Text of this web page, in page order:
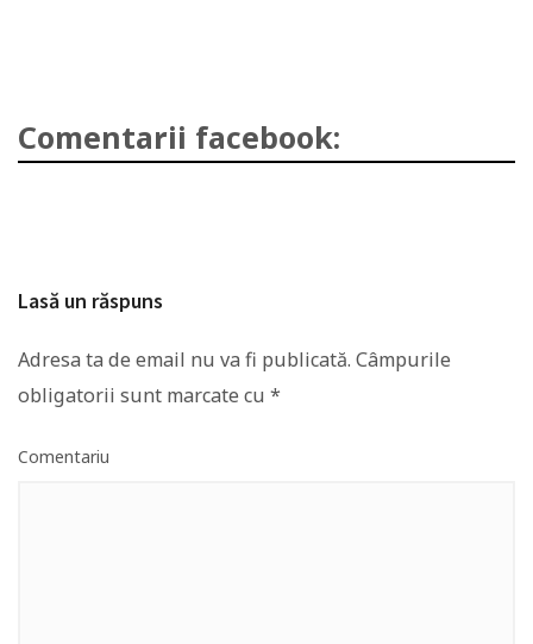
Comentarii facebook:
Lasă un răspuns
Adresa ta de email nu va fi publicată. Câmpurile
obligatorii sunt marcate cu *
Comentariu